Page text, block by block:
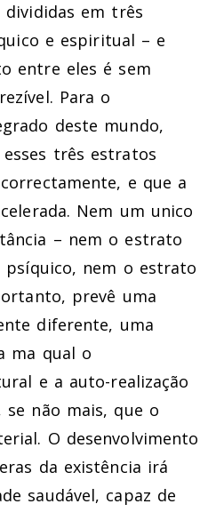
divididas em três
e espiritual – e
entre eles é sem
Para o
deste mundo,
três estratos
e que a
Nem um unico
– nem o estrato
nem o estrato
prevê uma
diferente, uma
ma qual o
e a auto-realização
não mais, que o
O desenvolvimento
da existência irá
saudável, capaz de